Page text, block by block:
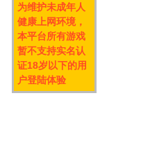
为维护未成年人
健康上网环境，
本平台所有游戏
暂不支持实名认
证18岁以下的用
户登陆体验